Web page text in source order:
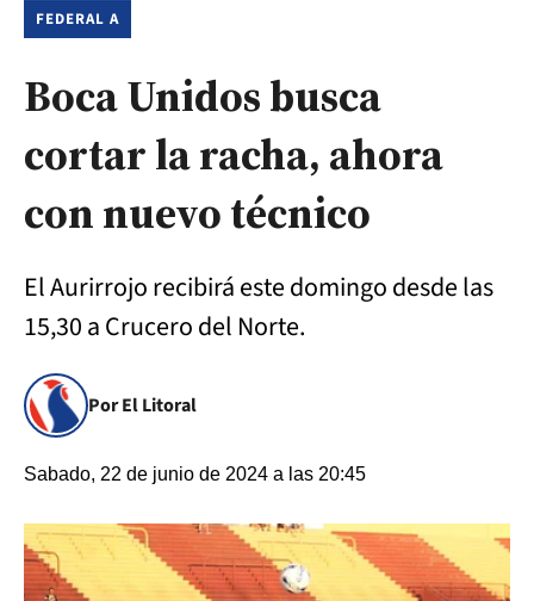
FEDERAL A
Boca Unidos busca
cortar la racha, ahora
con nuevo técnico
El Aurirrojo recibirá este domingo desde las
15,30 a Crucero del Norte.
Por El Litoral
Sabado, 22 de junio de 2024 a las 20:45